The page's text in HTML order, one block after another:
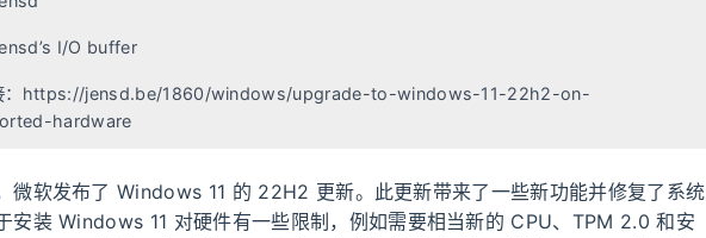
I/O buffer
https://jensd.be/1860/windows/upgrade-to-windows-11-22h2-on-
hardware
微软发布了 Windows 11 的 22H2 更新。此更新带来了一些新功能并修复了系统
安装 Windows 11 对硬件有一些限制，例如需要相当新的 CPU、TPM 2.0 和安